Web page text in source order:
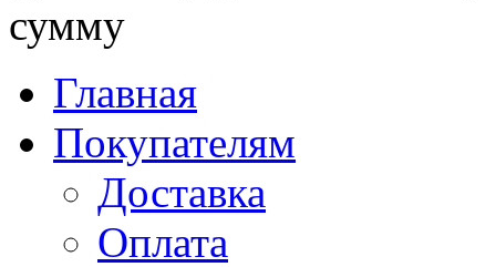
сумму
Главная
Покупателям
Доставка
Оплата